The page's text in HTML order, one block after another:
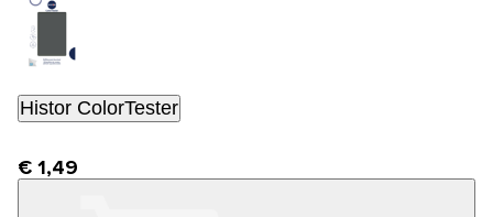
Histor ColorTester
€ 1,49